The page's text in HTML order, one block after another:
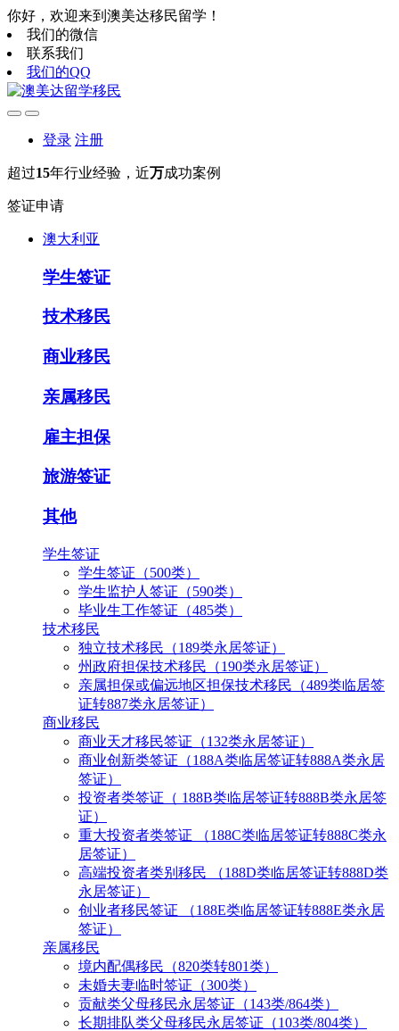
你好，欢迎来到澳美达移民留学！
我们的微信
联系我们
我们的QQ
登录 注册
超过15年行业经验，近万成功案例
签证申请
澳大利亚
学生签证
技术移民
商业移民
亲属移民
雇主担保
旅游签证
其他
学生签证
学生签证（500类）
学生监护人签证（590类）
毕业生工作签证（485类）
技术移民
独立技术移民（189类永居签证）
州政府担保技术移民（190类永居签证）
亲属担保或偏远地区担保技术移民（489类临居签
证转887类永居签证）
商业移民
商业天才移民签证（132类永居签证）
商业创新类签证（188A类临居签证转888A类永居
签证）
投资者类签证（ 188B类临居签证转888B类永居签
证）
重大投资者类签证 （188C类临居签证转888C类永
居签证）
高端投资者类别移民 （188D类临居签证转888D类
永居签证）
创业者移民签证 （188E类临居签证转888E类永居
签证）
亲属移民
境内配偶移民（820类转801类）
未婚夫妻临时签证（300类）
贡献类父母移民永居签证（143类/864类）
长期排队类父母移民永居签证（103类/804类）